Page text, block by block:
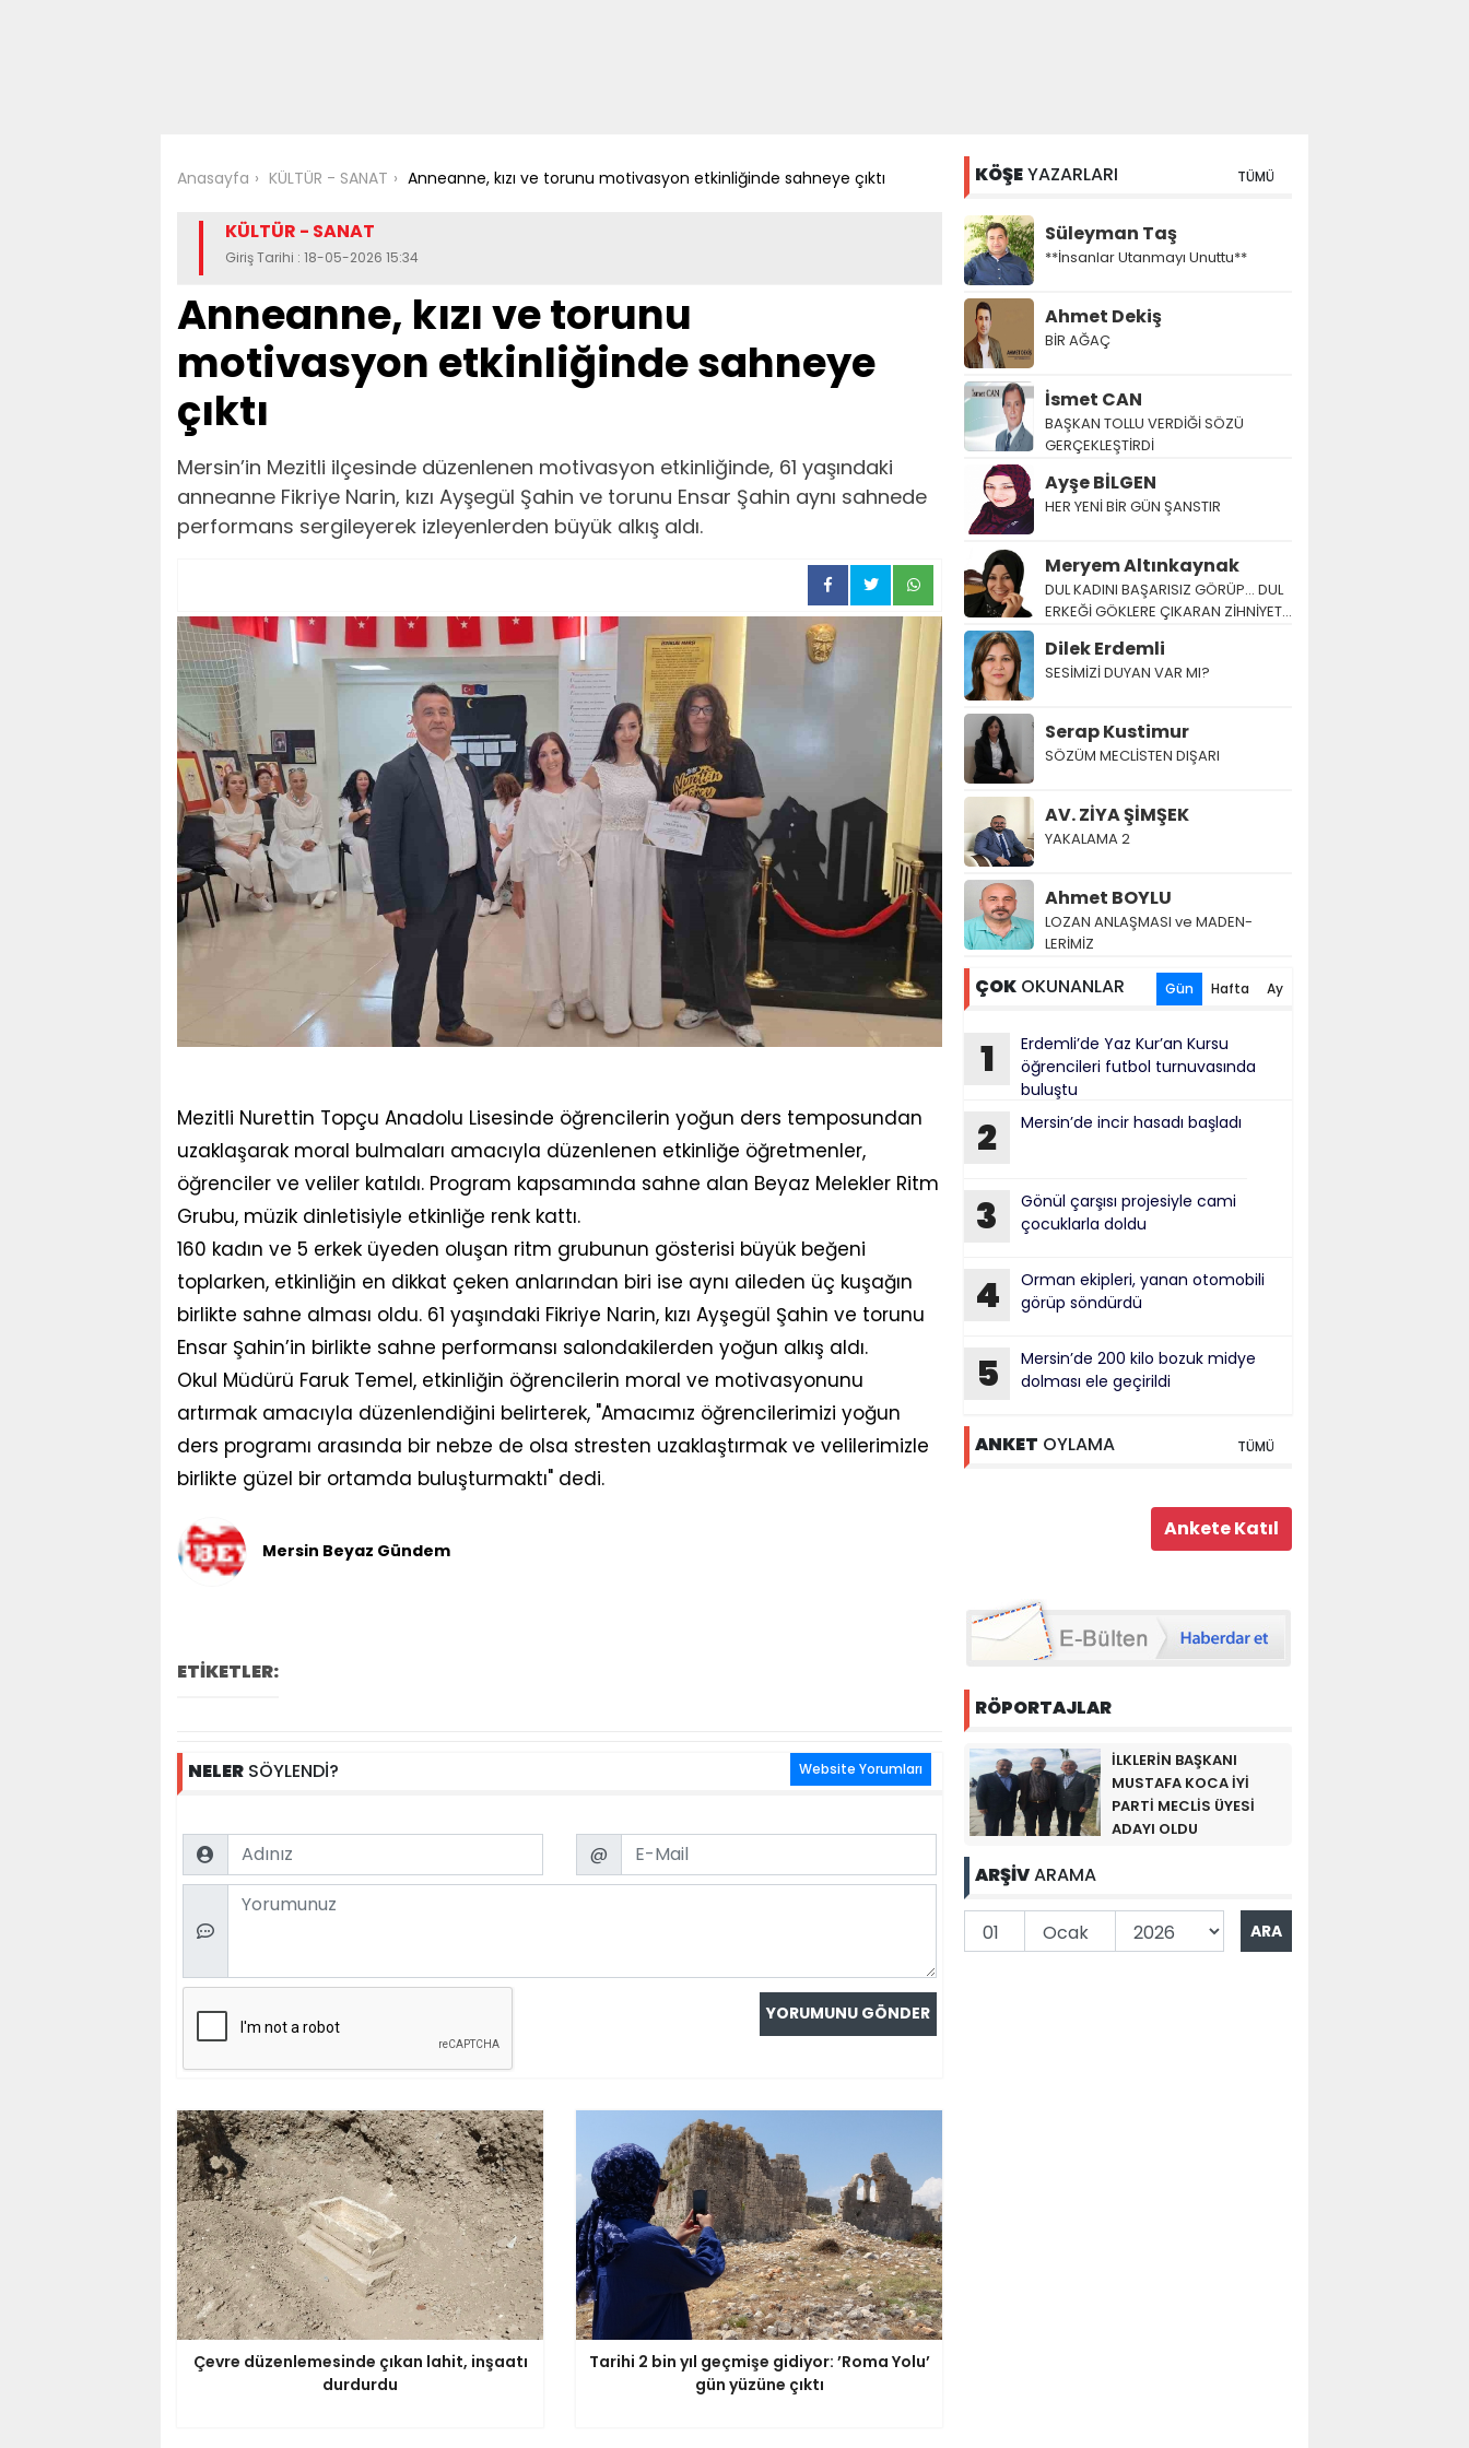
Anasayfa KÜLTÜR - SANAT Anneanne, kızı ve torunu motivasyon etkinliğinde sahneye çıktı
KÜLTÜR - SANAT
Giriş Tarihi : 18-05-2026 15:34
Anneanne, kızı ve torunu
motivasyon etkinliğinde sahneye
çıktı
Mersin’in Mezitli ilçesinde düzenlenen motivasyon etkinliğinde, 61 yaşındaki
anneanne Fikriye Narin, kızı Ayşegül Şahin ve torunu Ensar Şahin aynı sahnede
performans sergileyerek izleyenlerden büyük alkış aldı.
Mezitli Nurettin Topçu Anadolu Lisesinde öğrencilerin yoğun ders temposundan
uzaklaşarak moral bulmaları amacıyla düzenlenen etkinliğe öğretmenler,
öğrenciler ve veliler katıldı. Program kapsamında sahne alan Beyaz Melekler Ritm
Grubu, müzik dinletisiyle etkinliğe renk kattı.
160 kadın ve 5 erkek üyeden oluşan ritm grubunun gösterisi büyük beğeni
toplarken, etkinliğin en dikkat çeken anlarından biri ise aynı aileden üç kuşağın
birlikte sahne alması oldu. 61 yaşındaki Fikriye Narin, kızı Ayşegül Şahin ve torunu
Ensar Şahin’in birlikte sahne performansı salondakilerden yoğun alkış aldı.
Okul Müdürü Faruk Temel, etkinliğin öğrencilerin moral ve motivasyonunu
artırmak amacıyla düzenlendiğini belirterek, "Amacımız öğrencilerimizi yoğun
ders programı arasında bir nebze de olsa stresten uzaklaştırmak ve velilerimizle
birlikte güzel bir ortamda buluşturmaktı" dedi.
Mersin Beyaz Gündem
ETİKETLER:
NELER SÖYLENDİ? Website Yorumları
Name Email
@
Comment
Çevre düzenlemesinde çıkan lahit, inşaatı
durdurdu
Tarihi 2 bin yıl geçmişe gidiyor: ’Roma Yolu’
gün yüzüne çıktı
KÖŞEYAZARLARI TÜMÜ
Süleyman Taş
**İnsanlar Utanmayı Unuttu**
Ahmet Dekiş
BİR AĞAÇ
İsmet CAN
BAŞKAN TOLLU VERDİĞİ SÖZÜ
GERÇEKLEŞTİRDİ
Ayşe BİLGEN
HER YENİ BİR GÜN ŞANSTIR
Meryem Altınkaynak
DUL KADINI BAŞARISIZ GÖRÜP… DUL
ERKEĞİ GÖKLERE ÇIKARAN ZİHNİYET…
Dilek Erdemli
SESİMİZİ DUYAN VAR MI?
Serap Kustimur
SÖZÜM MECLİSTEN DIŞARI
AV. ZİYA ŞİMŞEK
YAKALAMA 2
Ahmet BOYLU
LOZAN AN­LAŞ­MA­SI ve MA­DEN­
LERİMİZ
ÇOK OKUNANLAR Gün Hafta Ay
1
Erdemli’de Yaz Kur’an Kursu
öğrencileri futbol turnuvasında
buluştu
2 Mersin’de incir hasadı başladı
3
Gönül çarşısı projesiyle cami
çocuklarla doldu
4
Orman ekipleri, yanan otomobili
görüp söndürdü
5
Mersin’de 200 kilo bozuk midye
dolması ele geçirildi
ANKET OYLAMA TÜMÜ
RÖPORTAJLAR
İLKLERİN BAŞKANI
MUSTAFA KOCA İYİ
PARTİ MECLİS ÜYESİ
ADAYI OLDU
ARŞİVARAMA